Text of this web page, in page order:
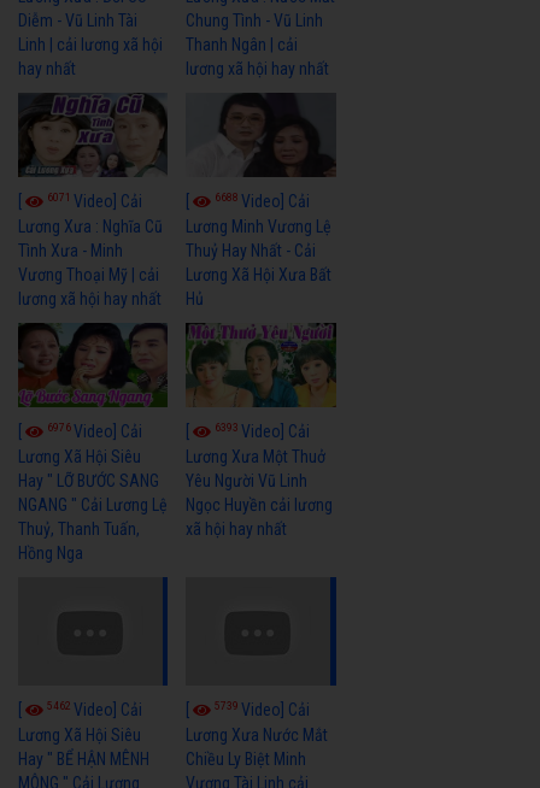
Diễm - Vũ Linh Tài
Linh | cải lương xã hội
hay nhất
Chung Tình - Vũ Linh
Thanh Ngân | cải
lương xã hội hay nhất
6071 Video] Cải
Lương Xưa : Nghĩa Cũ
Tình Xưa - Minh
Vương Thoại Mỹ | cải
lương xã hội hay nhất
6688Video] Cải
Lương Minh Vương Lệ
Thuỷ Hay Nhất - Cải
Lương Xã Hội Xưa Bất
Hủ
6976Video] Cải
Lương Xã Hội Siêu
Hay " LỠ BƯỚC SANG
NGANG " Cải Lương Lệ
Thuỷ, Thanh Tuấn,
Hồng Nga
6393Video] Cải
Lương Xưa Một Thuở
Yêu Người Vũ Linh
Ngọc Huyền cải lương
xã hội hay nhất
5462 Video] Cải
Lương Xã Hội Siêu
Hay " BỂ HẬN MÊNH
MÔNG " Cải Lương
5739Video] Cải
Lương Xưa Nước Mắt
Chiều Ly Biệt Minh
Vương Tài Linh cải